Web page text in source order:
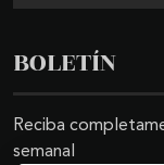
BOLETÍN
Reciba
semanal